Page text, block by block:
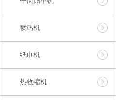
喷码机
纸巾机
热收缩机